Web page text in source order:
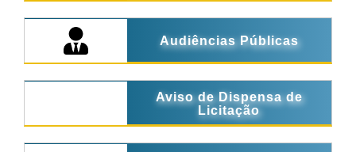
Audiências Públicas
Aviso de Dispensa de
Licitação